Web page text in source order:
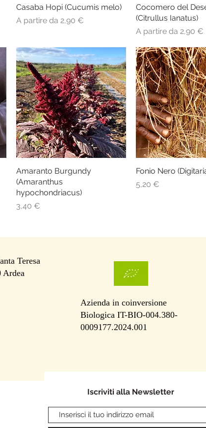
Vista rapida
Casaba Hopi (Cucumis melo)
A partire da 2,90 €
Prezzo scontato
Vista
Cocomero del
(Citrullus Ianatus)
A partire da 2,90 €
Prezzo scontato
Vista rapida
Amaranto Burgundy
(Amaranthus
hypochondriacus)
Prezzo
3,40 €
Vista
Fonio Nero
Prezzo
5,20 €
Teresa
Ardea
Azienda in coinversione
Biologica IT-BIO-004.380-
0009177.2024.001
Iscriviti alla Newsletter